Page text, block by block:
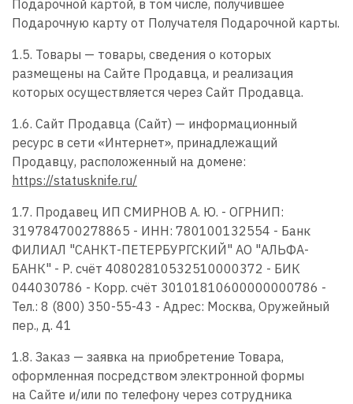
Подарочной картой, в том числе, получившее
Подарочную карту от Получателя Подарочной карты.
1.5. Товары — товары, сведения о которых
размещены на Сайте Продавца, и реализация
которых осуществляется через Сайт Продавца.
1.6. Сайт Продавца (Сайт) — информационный
ресурс в сети «Интернет», принадлежащий
Продавцу, расположенный на домене:
https://statusknife.ru/
1.7. Продавец ИП СМИРНОВ А. Ю. - ОГРНИП:
319784700278865 - ИНН: 780100132554 - Банк
ФИЛИАЛ "САНКТ-ПЕТЕРБУРГСКИЙ" АО "АЛЬФА-
БАНК" - Р. счёт 40802810532510000372 - БИК
044030786 - Корр. счёт 30101810600000000786 -
Тел.: 8 (800) 350-55-43 - Адрес: Москва, Оружейный
пер., д. 41
1.8. Заказ — заявка на приобретение Товара,
оформленная посредством электронной формы
на Сайте и/или по телефону через сотрудника